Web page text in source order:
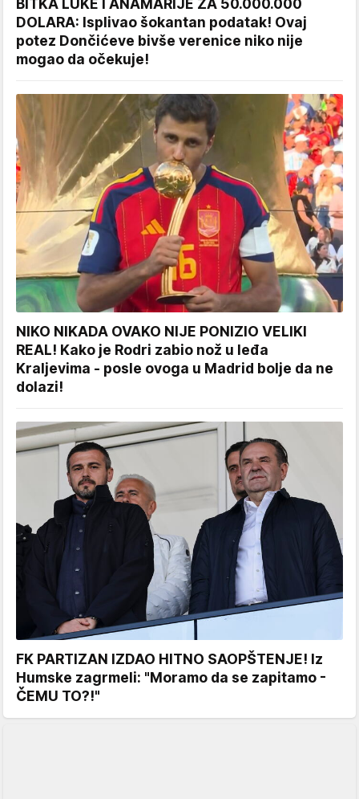
BITKA LUKE I ANAMARIJE ZA 50.000.000
DOLARA: Isplivao šokantan podatak! Ovaj
potez Dončićeve bivše verenice niko nije
mogao da očekuje!
NIKO NIKADA OVAKO NIJE PONIZIO VELIKI
REAL! Kako je Rodri zabio nož u leđa
Kraljevima - posle ovoga u Madrid bolje da ne
dolazi!
FK PARTIZAN IZDAO HITNO SAOPŠTENJE! Iz
Humske zagrmeli: "Moramo da se zapitamo -
ČEMU TO?!"